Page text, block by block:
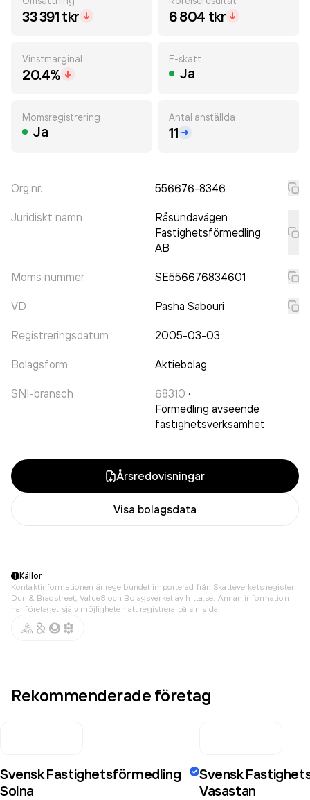
33 391 tkr 6 804 tkr
Vinstmarginal
20.4%
F-skatt
Ja
Momsregistrering
Ja
Antal anställda
11
Org.nr. 556676-8346
Juridiskt namn
Råsundavägen
Fastighetsförmedling
AB
Moms nummer SE556676834601
VD Pasha Sabouri
Registreringsdatum 2005-03-03
Bolagsform Aktiebolag
SNI-bransch 68310 ·
Förmedling avseende
fastighetsverksamhet
Årsredovisningar
Visa bolagsdata
Källor
Kontaktinformationen är regelbundet importerad från Skatteverkets register,
Dun & Bradstreet, Value8 och Bolagsverket av hitta.se. Annan information
har företaget själv möjligheten att registrera på sin sida.
Rekommenderade företag
Svensk Fastighetsförmedling
Solna
Svensk
Vasastan